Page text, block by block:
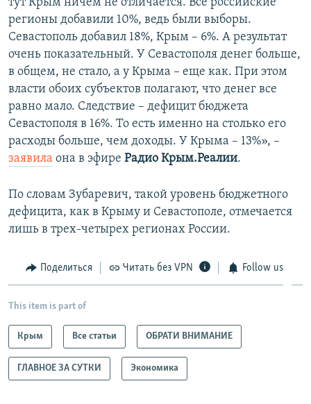
регионы добавили 10%, ведь были выборы.
Севастополь добавил 18%, Крым – 6%. А результат
очень показательный. У Севастополя денег больше,
в общем, не стало, а у Крыма – еще как. При этом
власти обоих субъектов полагают, что денег все
равно мало. Следствие – дефицит бюджета
Севастополя в 16%. То есть именно на столько его
расходы больше, чем доходы. У Крыма – 13%», –
заявила она в эфире Радио Крым.Реалии.
По словам Зубаревич, такой уровень бюджетного
дефицита, как в Крыму и Севастополе, отмечается
лишь в трех-четырех регионах России.
Поделиться Читать без VPN Follow us
This item is part of
Крым Все статьи ОБРАТИ ВНИМАНИЕ
ГЛАВНОЕ ЗА СУТКИ Экономика